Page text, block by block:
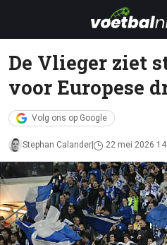
De Vlieger ziet
voor Europese
Volg ons op Google
Stephan Calander 22 mei 2026